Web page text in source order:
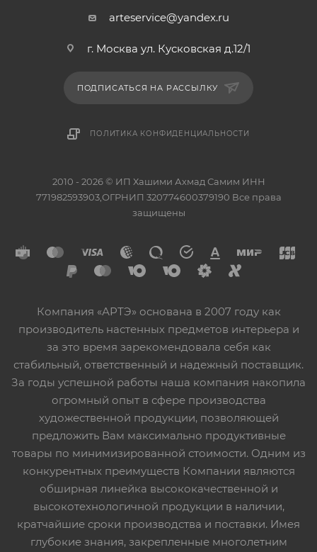
arteservice@yandex.ru
г. Москва ул. Кусковская д.12/1
ПОДПИСАТЬСЯ НА РАССЫЛКУ
ПОЛИТИКА КОНФИДЕНЦИАЛЬНОСТИ
2010 - 2026 © ИП Хашими Ахмад Самим ИНН
771982593903,ОГРНИП 320774600379190 Все права
защищены
Компания «АРТЭ» основана в 2007 году как
производитель настенных предметов интерьера и
за это время зарекомендовала себя как
стабильный, ответственный и надежный поставщик.
За годы успешной работы наша компания накопила
огромный опыт в сфере производства
художественной продукции, позволяющей
предложить Вам максимально продуктивные
товары по минимизированной стоимости. Одним из
конкурентных преимуществ Компании являются
обширная линейка высококачественной и
высокотехнологичной продукции в наличии,
кратчайшие сроки производства и поставки. Имея
глубокие знания, закрепленные многолетним